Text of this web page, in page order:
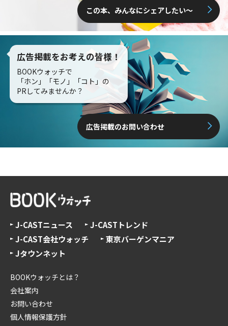
この本、みんなにシェアしたい〜
広告掲載をお考えの皆様！
BOOKウォッチで
「ホン」「モノ」「コト」の
PRしてみませんか？
広告掲載のお問い合わせ
J-CASTニュース
J-CASTトレンド
J-CAST会社ウォッチ
東京バーゲンマニア
Jタウンネット
BOOKウォッチとは？
会社案内
お問い合わせ
個人情報保護方針